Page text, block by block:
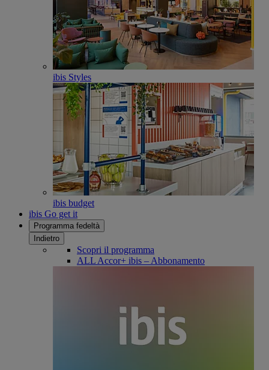
ibis Styles
ibis budget
ibis Go get it
Programma fedeltà
Indietro
Scopri il programma
ALL Accor+ ibis – Abbonamento